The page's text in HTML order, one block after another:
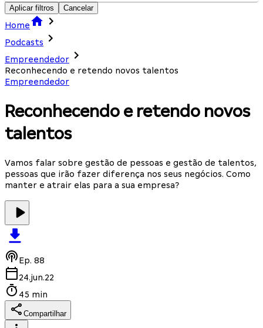
Aplicar filtros Cancelar
Home
Podcasts
Empreendedor
Reconhecendo e retendo novos talentos
Empreendedor
Reconhecendo e retendo novos
talentos
Vamos falar sobre gestão de pessoas e gestão de talentos,
pessoas que irão fazer diferença nos seus negócios. Como
manter e atrair elas para a sua empresa?
Ep. 88
24.jun.22
45 min
Compartilhar